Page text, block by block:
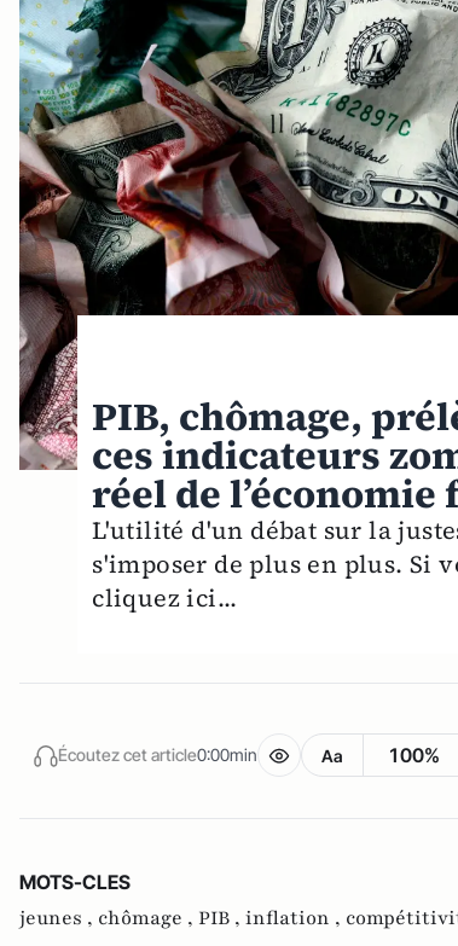
PIB, chômage,
ces indicateurs
réel de
L'utilité d'un débat sur la
s'imposer de plus en plus. Si
cliquez ici...
Écoutez cet article0:00min Aa 100%
MOTS-CLES
jeunes , chômage , PIB , inflation ,